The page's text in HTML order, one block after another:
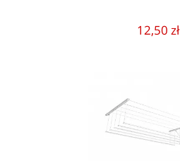
12,50 zł